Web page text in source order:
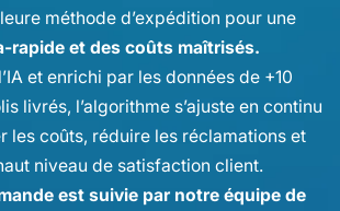
méthode d’expédition pour une
rapide et des coûts maîtrisés.
et enrichi par les données de +10
livrés, l’algorithme s’ajuste en continu
les coûts, réduire les réclamations et
niveau de satisfaction client.
est suivie par notre équipe de